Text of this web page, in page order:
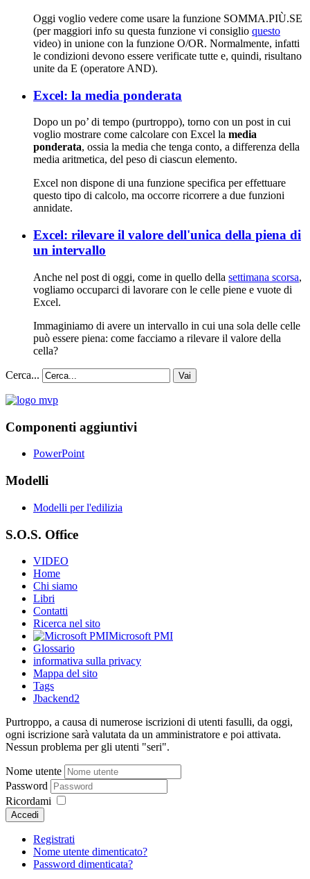
Oggi voglio vedere come usare la funzione SOMMA.PIÙ.SE
(per maggiori info su questa funzione vi consiglio questo
video) in unione con la funzione O/OR. Normalmente, infatti
le condizioni devono essere verificate tutte e, quindi, risultano
unite da E (operatore AND).
Excel: la media ponderata
Dopo un po’ di tempo (purtroppo), torno con un post in cui
voglio mostrare come calcolare con Excel la media
ponderata, ossia la media che tenga conto, a differenza della
media aritmetica, del peso di ciascun elemento.
Excel non dispone di una funzione specifica per effettuare
questo tipo di calcolo, ma occorre ricorrere a due funzioni
annidate.
Excel: rilevare il valore dell'unica della piena di
un intervallo
Anche nel post di oggi, come in quello della settimana scorsa,
vogliamo occuparci di lavorare con le celle piene e vuote di
Excel.
Immaginiamo di avere un intervallo in cui una sola delle celle
può essere piena: come facciamo a rilevare il valore della
cella?
Cerca... Vai
Componenti aggiuntivi
PowerPoint
Modelli
Modelli per l'edilizia
S.O.S. Office
VIDEO
Home
Chi siamo
Libri
Contatti
Ricerca nel sito
Microsoft PMI
Glossario
informativa sulla privacy
Mappa del sito
Tags
Jbackend2
Purtroppo, a causa di numerose iscrizioni di utenti fasulli, da oggi,
ogni iscrizione sarà valutata da un amministratore e poi attivata.
Nessun problema per gli utenti "seri".
Nome utente
Password
Ricordami
Accedi
Registrati
Nome utente dimenticato?
Password dimenticata?